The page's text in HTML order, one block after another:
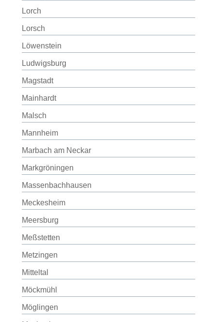
Lorch
Lorsch
Löwenstein
Ludwigsburg
Magstadt
Mainhardt
Malsch
Mannheim
Marbach am Neckar
Markgröningen
Massenbachhausen
Meckesheim
Meersburg
Meßstetten
Metzingen
Mitteltal
Möckmühl
Möglingen